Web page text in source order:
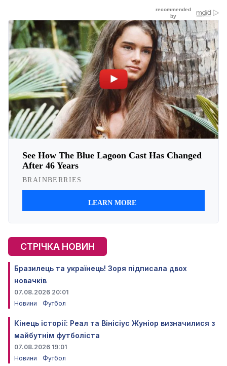
СТРІЧКА НОВИН
Бразилець та українець! Зоря підписала двох
новачків
07.08.2026 20:01
Новини
Футбол
Кінець історії: Реал та Вінісіус Жуніор визначилися з
майбутнім футболіста
07.08.2026 19:01
Новини
Футбол